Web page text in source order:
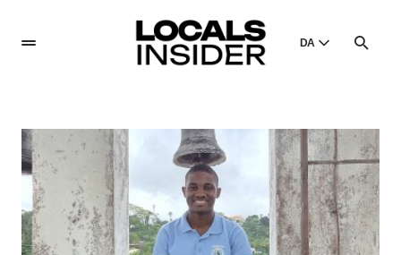
DA
Dansk
Danish
Polski
Poland
Русский